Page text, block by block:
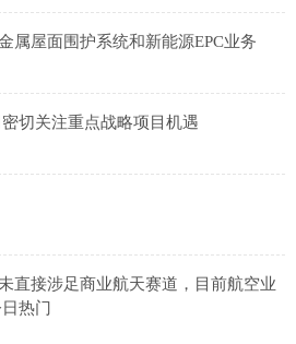
属屋面围护系统和新能源EPC业务
切关注重点战略项目机遇
直接涉足商业航天赛道，目前航空业
热门